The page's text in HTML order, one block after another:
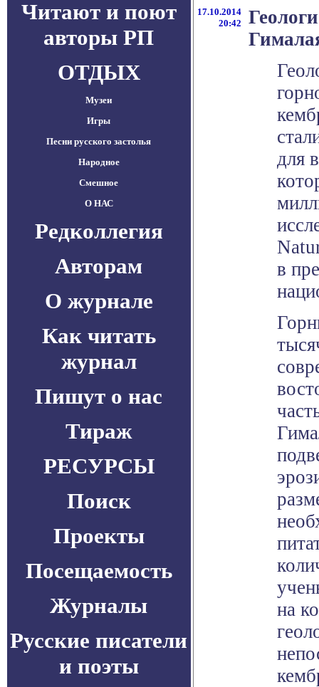
Читают и поют
авторы РП
ОТДЫХ
Музеи
Игры
Песни русского застолья
Народное
Смешное
О НАС
Редколлегия
Авторам
О журнале
Как читать
журнал
Пишут о нас
Тираж
РЕСУРСЫ
Поиск
Проекты
Посещаемость
Журналы
Русские писатели
и поэты
17.10.2014
20:42
для
в
на